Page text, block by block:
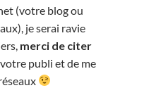
(votre blog ou
je serai ravie
merci de citer
publi et de me